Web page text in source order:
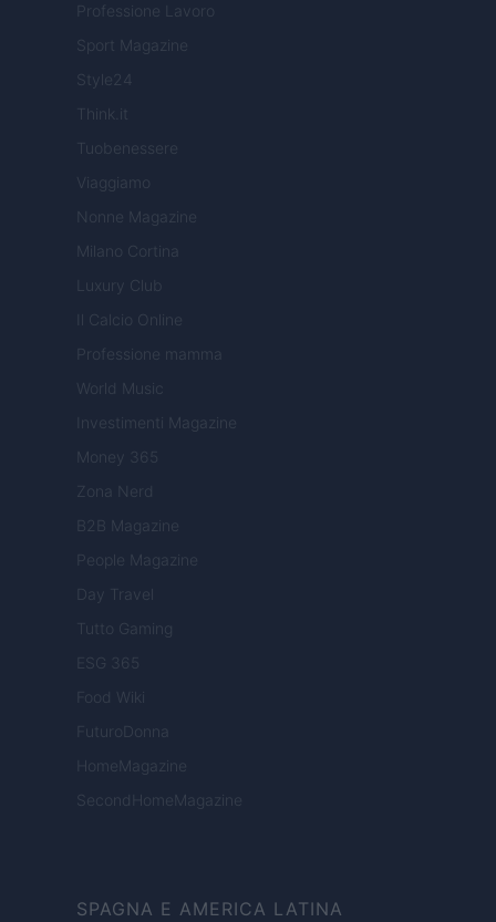
Professione Lavoro
Sport Magazine
Style24
Think.it
Tuobenessere
Viaggiamo
Nonne Magazine
Milano Cortina
Luxury Club
Il Calcio Online
Professione mamma
World Music
Investimenti Magazine
Money 365
Zona Nerd
B2B Magazine
People Magazine
Day Travel
Tutto Gaming
ESG 365
Food Wiki
FuturoDonna
HomeMagazine
SecondHomeMagazine
SPAGNA E AMERICA LATINA